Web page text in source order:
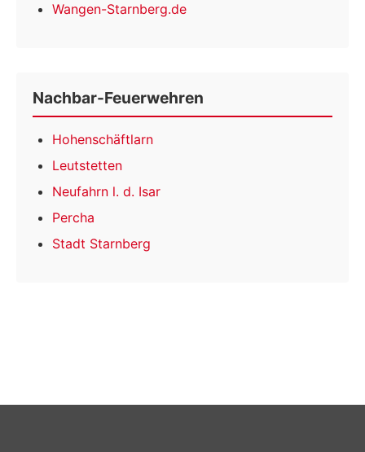
Wangen-Starnberg.de
Nachbar-Feuerwehren
Hohenschäftlarn
Leutstetten
Neufahrn l. d. Isar
Percha
Stadt Starnberg